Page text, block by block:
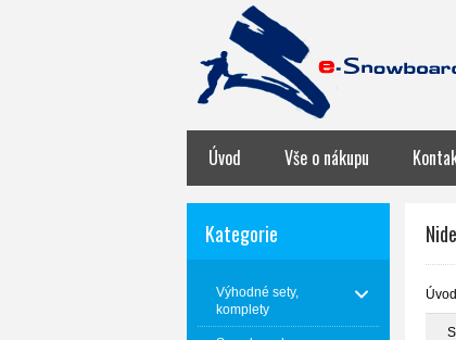
Úvod Vše o nákupu
Kategorie
Výhodné sety,
komplety
Úvod